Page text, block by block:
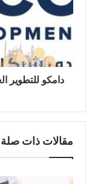
مقالات ذات صلة